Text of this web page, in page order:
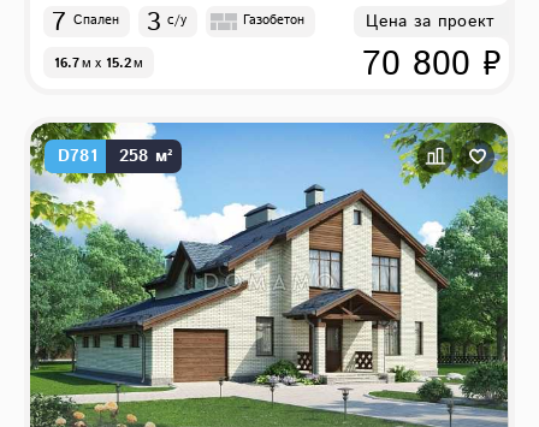
7 Спален 3 с/у Газобетон
16.7м x 15.2м
Цена за проект
70 800 ₽
D781 258 м²